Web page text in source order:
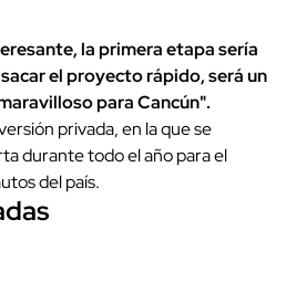
la primera etapa sería
el proyecto rápido, será un
para Cancún".
privada, en la que se
durante todo el año para el
del país.